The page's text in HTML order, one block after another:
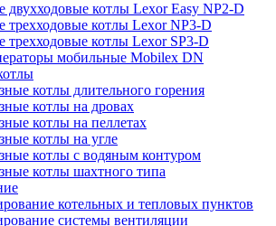
двухходовые котлы Lexor Easy NP2-D
трехходовые котлы Lexor NP3-D
трехходовые котлы Lexor SP3-D
мобильные Mobilex DN
котлы длительного горения
котлы на дровах
котлы на пеллетах
котлы на угле
котлы с водяным контуром
котлы шахтного типа
котельных и тепловых пунктов
системы вентиляции